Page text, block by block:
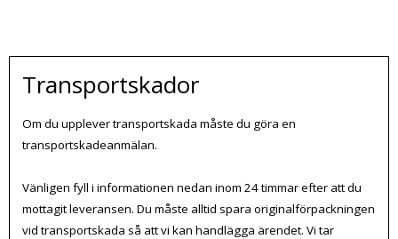
Transportskador
Om du upplever transportskada måste du göra en
transportskadeanmälan.
Vänligen fyll i informationen nedan inom 24 timmar efter att du
mottagit leveransen. Du måste alltid spara originalförpackningen
vid transportskada så att vi kan handlägga ärendet. Vi tar